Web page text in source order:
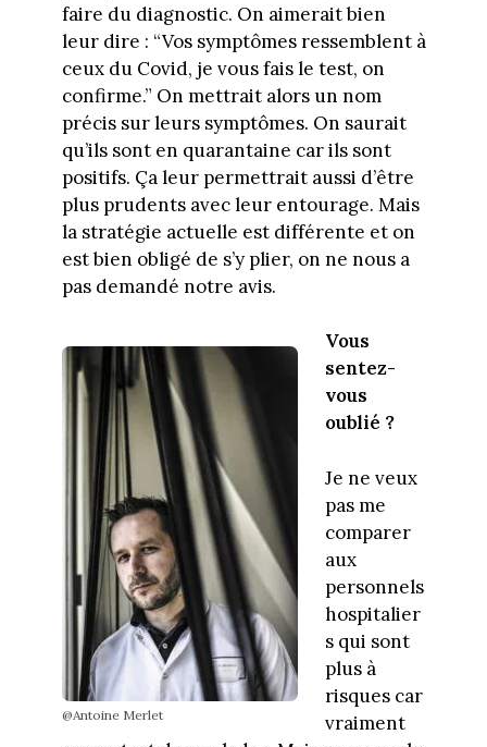
faire du diagnostic. On aimerait bien
leur dire : “Vos symptômes ressemblent à
ceux du Covid, je vous fais le test, on
confirme.” On mettrait alors un nom
précis sur leurs symptômes. On saurait
qu’ils sont en quarantaine car ils sont
positifs. Ça leur permettrait aussi d’être
plus prudents avec leur entourage. Mais
la stratégie actuelle est différente et on
est bien obligé de s’y plier, on ne nous a
pas demandé notre avis.
@Antoine Merlet
Vous
sentez-
vous
oublié ?
Je ne veux
pas me
comparer
aux
personnels
hospitalier
s qui sont
plus à
risques car
vraiment